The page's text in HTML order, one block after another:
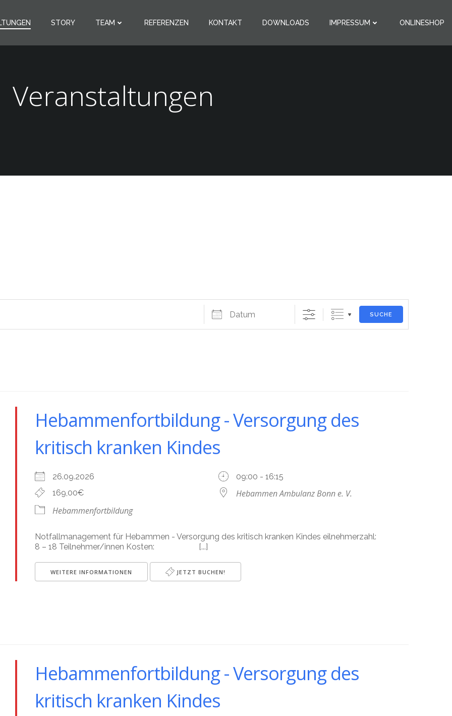
STORY TEAM REFERENZEN KONTAKT DOWNLOADS IMPRESSUM ONLINESHOP
Veranstaltungen
Datum
SUCHE
Hebammenfortbildung - Versorgung des
kritisch kranken Kindes
26.09.2026
09:00 - 16:15
169,00€
Hebammen Ambulanz Bonn e. V.
Hebammenfortbildung
Notfallmanagement für Hebammen - Versorgung des kritisch kranken Kindes eilnehmerzahl:
8 – 18 Teilnehmer/innen Kosten: [...]
WEITERE INFORMATIONEN JETZT BUCHEN!
Hebammenfortbildung - Versorgung des
kritisch kranken Kindes